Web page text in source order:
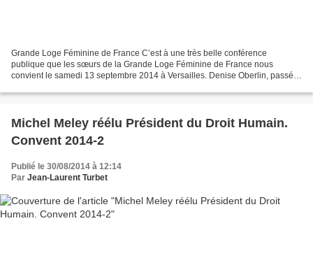
Grande Loge Féminine de France C’est à une très belle conférence
publique que les sœurs de la Grande Loge Féminine de France nous
convient le samedi 13 septembre 2014 à Versailles. Denise Oberlin, passée
Michel Meley réélu Président du Droit Humain.
Convent 2014-2
Publié le 30/08/2014 à 12:14
Par Jean-Laurent Turbet